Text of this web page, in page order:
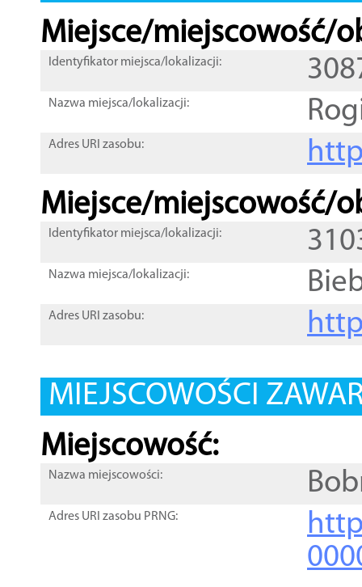
Miejsce/miejscowość/
Identyfikator miejsca/lokalizacji:
Nazwa miejsca/lokalizacji:
Adres URI zasobu:
Miejsce/miejscowość/
Identyfikator miejsca/lokalizacji:
Nazwa miejsca/lokalizacji:
Adres URI zasobu:
MIEJSCOWOŚCI
Miejscowość:
Nazwa miejscowości:
Adres URI zasobu PRNG: